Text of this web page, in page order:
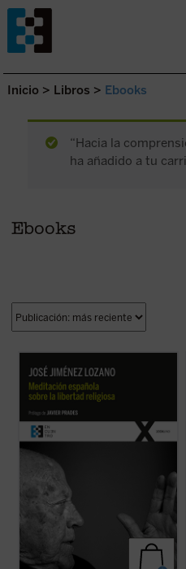
Saltar al contenido.
Inicio > Libros > Ebooks
“Hacia la
ha añadido a tu
Ebooks
Sirva la reedición de esta primera obra de
Jiménez Lozano como pequeño homenaje
a su figura. Tal y como señala D. Javier
Prades, prologuista de esta nueva edición,
una especie de pequeña ...